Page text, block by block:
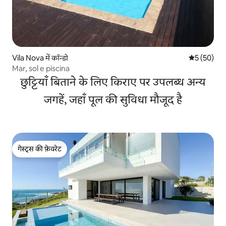
Vila Nova में कॉन्डो औसत रेटिंग
5 (50)
Mar, sol e piscina
छुट्टियाँ बिताने के लिए किराए पर उपलब्ध अन्य
जगहें, जहाँ पूल की सुविधा मौजूद है
गेस्ट्स की फ़ेवरेट
गेस्ट्स की फ़ेवरेट